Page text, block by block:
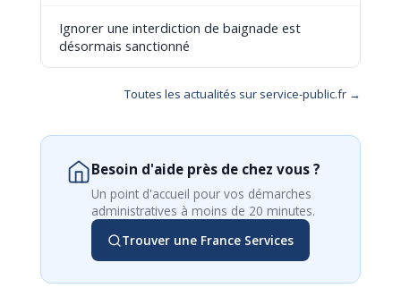
Ignorer une interdiction de baignade est
désormais sanctionné
Toutes les actualités sur service-public.fr →
Besoin d'aide près de chez vous ?
Un point d'accueil pour vos démarches
administratives à moins de 20 minutes.
Trouver une France Services